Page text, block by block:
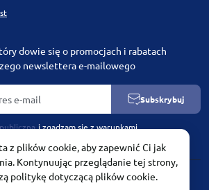
dowie się o promocjach i rabatach
newslettera e-mailowego
Subskrybuj
i zgadzam się z warunkami
z plików cookie, aby zapewnić Ci jak
Kontynuując przeglądanie tej strony,
politykę dotyczącą plików cookie.